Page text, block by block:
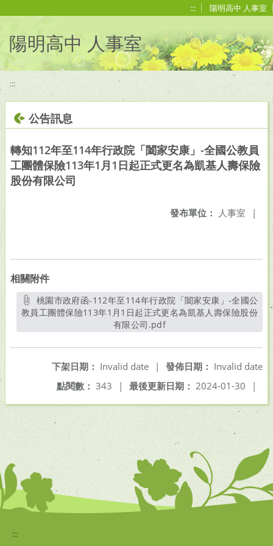
::: 陽明高中 人事室
陽明高中 人事室
:::
公告訊息
轉知112年至114年行政院「闔家安康」-全國公教員
工團體保險113年1月1日起正式更名為凱基人壽保險
股份有限公司
發布單位： 人事室 |
相關附件
教員工團體保險113年1月1日起正式更名為凱基人壽保險股份
有限公司.pdf另開新視窗
發佈日期： Invalid date
下架日期： Invalid date
|
最後更新日期： 2024-01-30 |
點閱數： 343 |
:::